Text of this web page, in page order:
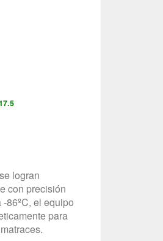
logran
con precisión
86ºC, el equipo
para